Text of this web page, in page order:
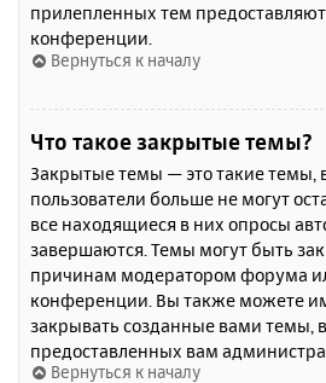
прилепленных тем
конференции.
Вернуться к началу
Что такое закрытые темы?
Закрытые темы — это такие темы,
пользователи больше не могут
все находящиеся в них опросы
завершаются. Темы могут быть
причинам модератором форума
конференции. Вы также можете
закрывать созданные вами темы,
предоставленных вам
Вернуться к началу